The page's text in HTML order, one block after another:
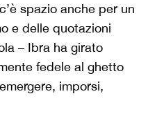
spazio anche per un
e delle quotazioni
– Ibra ha girato
fedele al ghetto
imporsi,